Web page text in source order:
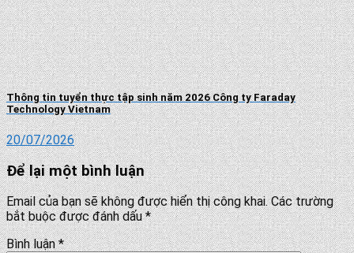
Thông tin tuyển thực tập sinh năm 2026 Công ty Faraday
Technology Vietnam
20/07/2026
Để lại một bình luận
Email của bạn sẽ không được hiển thị công khai. Các trường
bắt buộc được đánh dấu*
Bình luận*